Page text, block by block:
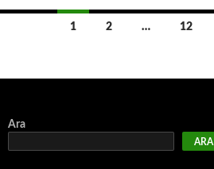
1 2 … 12
Ara
ARA